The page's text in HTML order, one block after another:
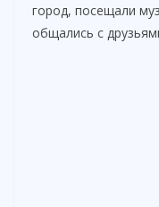
город, посещали
общались с